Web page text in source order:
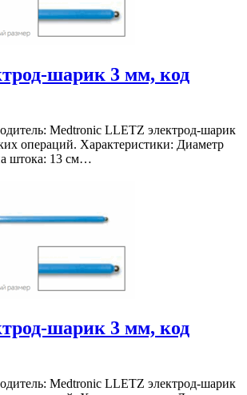
шарик 3 мм, код
Medtronic LLETZ электрод-шарик
операций. Характеристики: Диаметр
штока: 13 см…
шарик 3 мм, код
Medtronic LLETZ электрод-шарик